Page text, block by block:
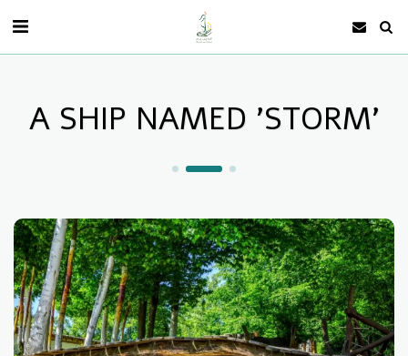
A SHIP NAMED 'STORM'